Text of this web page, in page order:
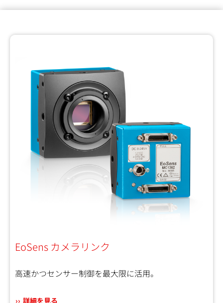
EoSens カメラリンク
高速かつセンサー制御を最大限に活用。
詳細を見る